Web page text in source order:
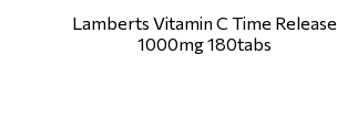
Lamberts Vitamin C Time Release
1000mg 180tabs